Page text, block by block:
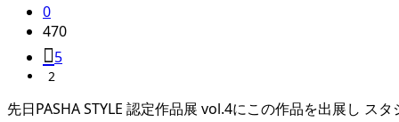
0
470
5
2
先日PASHA STYLE 認定作品展 vol.4にこの作品を出展し ス